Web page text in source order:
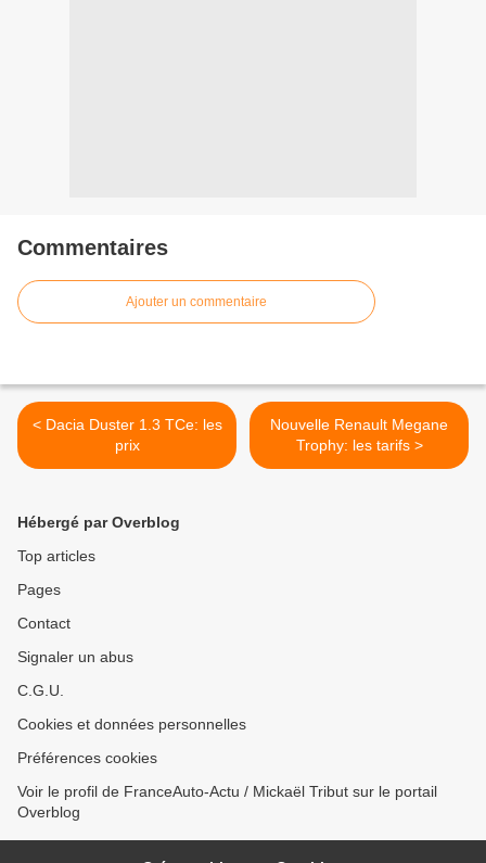
Commentaires
Ajouter un commentaire
< Dacia Duster 1.3 TCe: les
prix
Nouvelle Renault Megane
Trophy: les tarifs >
Hébergé par Overblog
Top articles
Pages
Contact
Signaler un abus
C.G.U.
Cookies et données personnelles
Préférences cookies
Voir le profil de FranceAuto-Actu / Mickaël Tribut sur le portail
Overblog